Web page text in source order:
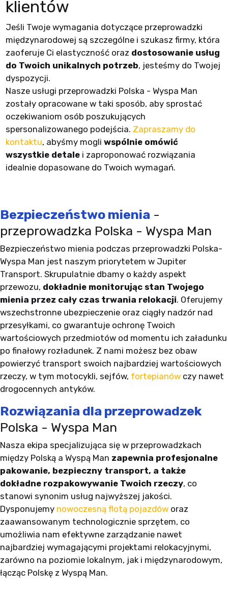
klientów
Jeśli Twoje wymagania dotyczące przeprowadzki
międzynarodowej są szczególne i szukasz firmy, która
zaoferuje Ci elastyczność oraz dostosowanie usług
do Twoich unikalnych potrzeb, jesteśmy do Twojej
dyspozycji.
Nasze usługi przeprowadzki Polska - Wyspa Man
zostały opracowane w taki sposób, aby sprostać
oczekiwaniom osób poszukujących
spersonalizowanego podejścia. Zapraszamy do
kontaktu, abyśmy mogli wspólnie omówić
wszystkie detalei zaproponować rozwiązania
idealnie dopasowane do Twoich wymagań.
Bezpieczeństwo mienia -
przeprowadzka Polska - Wyspa Man
Bezpieczeństwo mienia podczas przeprowadzki Polska-
Wyspa Man jest naszym priorytetem w Jupiter
Transport. Skrupulatnie dbamy o każdy aspekt
przewozu, dokładnie monitorując stan Twojego
mienia przez cały czas trwania relokacji. Oferujemy
wszechstronne ubezpieczenie oraz ciągły nadzór nad
przesyłkami, co gwarantuje ochronę Twoich
wartościowych przedmiotów od momentu ich załadunku
po finałowy rozładunek. Z nami możesz bez obaw
powierzyć transport swoich najbardziej wartościowych
rzeczy, w tym motocykli, sejfów, fortepianów czy nawet
drogocennych antyków.
Rozwiązania dla przeprowadzek
Polska - Wyspa Man
Nasza ekipa specjalizująca się w przeprowadzkach
między Polską a Wyspą Man zapewnia profesjonalne
pakowanie, bezpieczny transport, a także
dokładne rozpakowywanie Twoich rzeczy, co
stanowi synonim usług najwyższej jakości.
Dysponujemy nowoczesną flotą pojazdów oraz
zaawansowanym technologicznie sprzętem, co
umożliwia nam efektywne zarządzanie nawet
najbardziej wymagającymi projektami relokacyjnymi,
zarówno na poziomie lokalnym, jak i międzynarodowym,
łącząc Polskę z Wyspą Man.